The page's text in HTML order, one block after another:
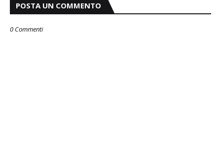
POSTA UN COMMENTO
0 Commenti